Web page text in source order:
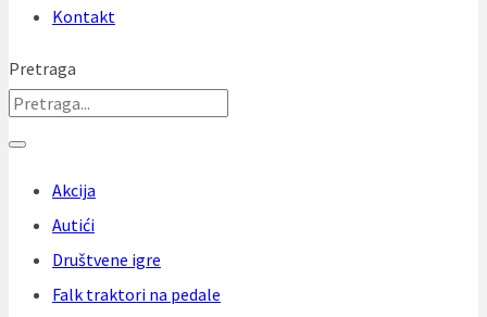
Kontakt
Pretraga
Akcija
Autići
Društvene igre
Falk traktori na pedale